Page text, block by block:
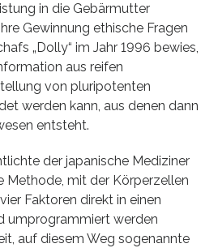
in die Gebärmutter
Gewinnung ethische Fragen
„Dolly“ im Jahr 1996 bewies,
aus reifen
von pluripotenten
werden kann, aus denen dann
entsteht.
der japanische Mediziner
Methode, mit der Körperzellen
Faktoren direkt in einen
umprogrammiert werden
auf diesem Weg sogenannte